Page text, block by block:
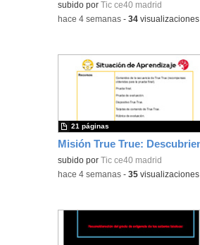
subido por Tic ce40 madrid
-hace 4 semanas -34 visualizaciones
subido por Tic ce40 madrid
21 páginas
-hace 4 semanas -35 visualizaciones